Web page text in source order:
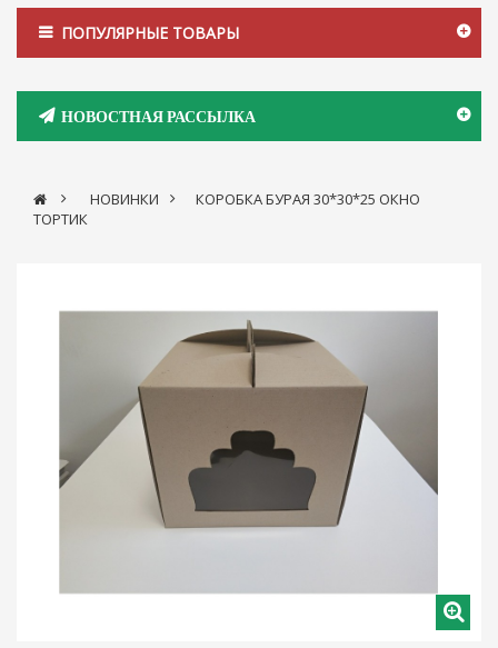
ПОПУЛЯРНЫЕ ТОВАРЫ
НОВОСТНАЯ РАССЫЛКА
> НОВИНКИ >
КОРОБКА БУРАЯ 30*30*25 ОКНО
ТОРТИК